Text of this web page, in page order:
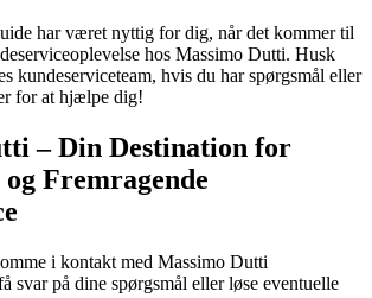
har været nyttig for dig, når det kommer til
hos Massimo Dutti. Husk
kundeserviceteam, hvis du har spørgsmål eller
for at hjælpe dig!
– Din Destination for
Fremragende
i kontakt med Massimo Dutti
svar på dine spørgsmål eller løse eventuelle